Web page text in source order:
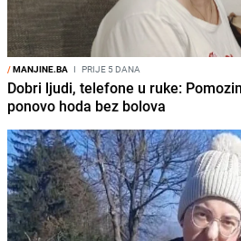
/MANJINE.BA I PRIJE 5 DANA
Dobri ljudi, telefone u ruke:
ponovo hoda bez bolova